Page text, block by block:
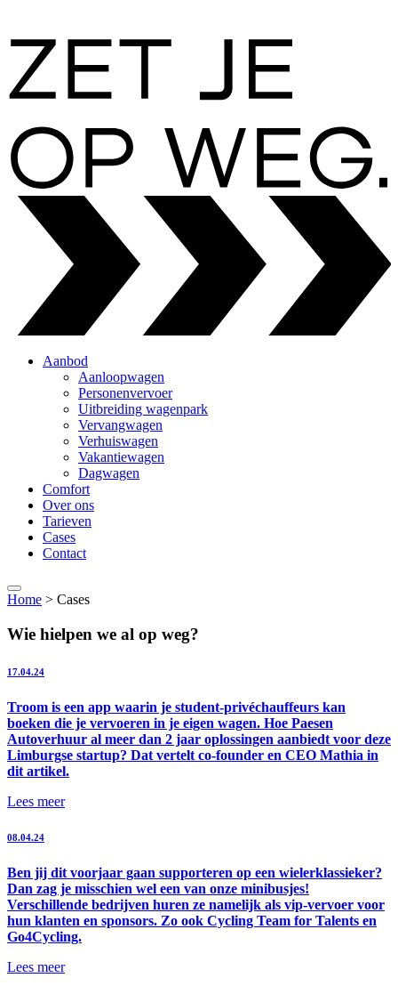
Aanbod
Aanloopwagen
Personenvervoer
Uitbreiding wagenpark
Vervangwagen
Verhuiswagen
Vakantiewagen
Dagwagen
Comfort
Over ons
Tarieven
Cases
Contact
Home > Cases
Wie hielpen we al op weg?
17.04.24
Troom is een app waarin je student-privéchauffeurs kan
boeken die je vervoeren in je eigen wagen. Hoe Paesen
Autoverhuur al meer dan 2 jaar oplossingen aanbiedt voor deze
Limburgse startup? Dat vertelt co-founder en CEO Mathia in
dit artikel.
Lees meer
08.04.24
Ben jij dit voorjaar gaan supporteren op een wielerklassieker?
Dan zag je misschien wel een van onze minibusjes!
Verschillende bedrijven huren ze namelijk als vip-vervoer voor
hun klanten en sponsors. Zo ook Cycling Team for Talents en
Go4Cycling.
Lees meer